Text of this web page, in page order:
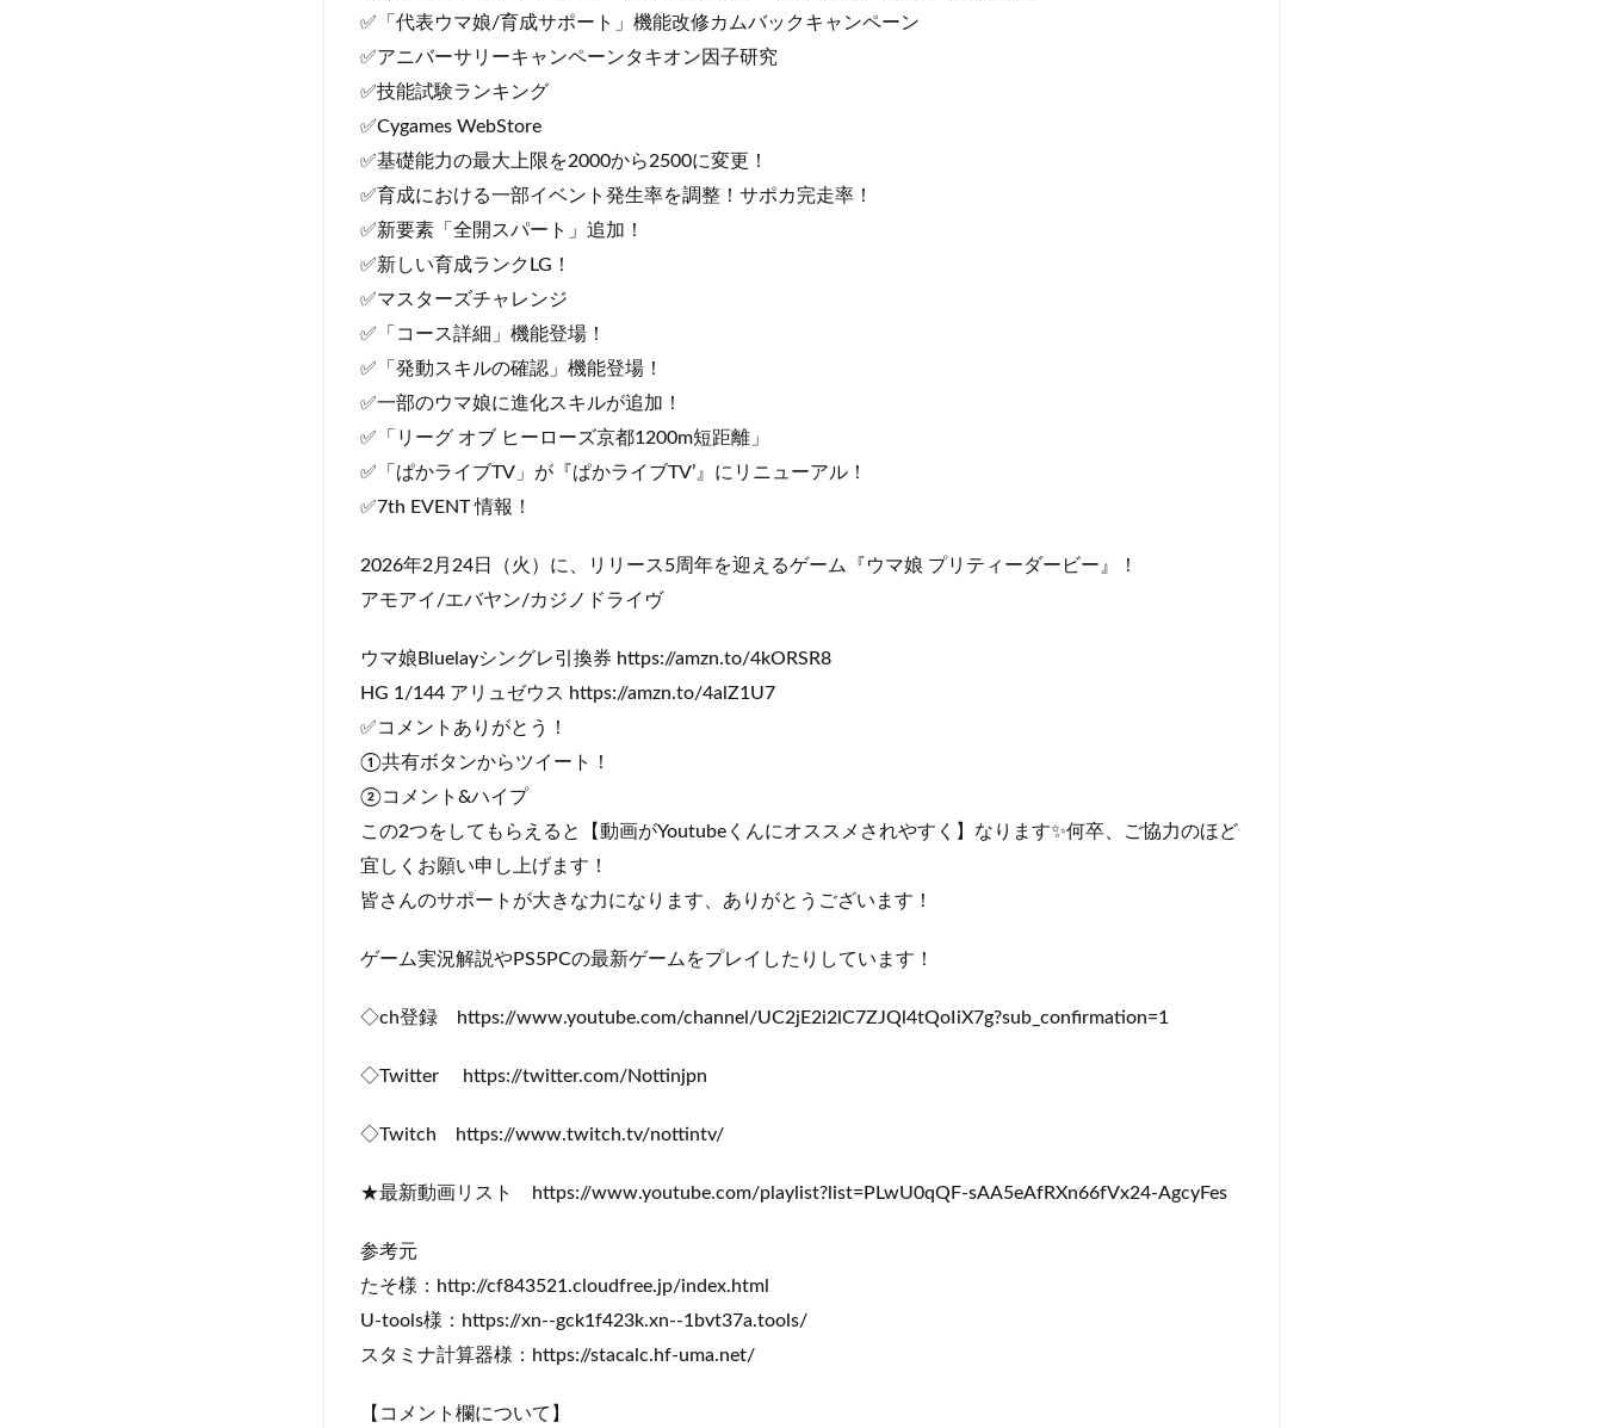
✅「代表ウマ娘/育成サポート」機能改修カムバックキャンペーン
✅アニバーサリーキャンペーンタキオン因子研究
✅技能試験ランキング
✅Cygames WebStore
✅基礎能力の最大上限を2000から2500に変更！
✅育成における一部イベント発生率を調整！サポカ完走率！
✅新要素「全開スパート」追加！
✅新しい育成ランクLG！
✅マスターズチャレンジ
✅「コース詳細」機能登場！
✅「発動スキルの確認」機能登場！
✅一部のウマ娘に進化スキルが追加！
✅「リーグ オブ ヒーローズ京都1200m短距離」
✅「ぱかライブTV」が『ぱかライブTV’』にリニューアル！
✅7th EVENT 情報！
2026年2月24日（火）に、リリース5周年を迎えるゲーム『ウマ娘 プリティーダービー』！
アモアイ/エバヤン/カジノドライヴ
ウマ娘Bluelayシングレ引換券 https://amzn.to/4kORSR8
HG 1/144 アリュゼウス https://amzn.to/4alZ1U7
✅コメントありがとう！
①共有ボタンからツイート！
②コメント&ハイプ
この2つをしてもらえると【動画がYoutubeくんにオススメされやすく】なります✨何卒、ご協力のほど
宜しくお願い申し上げます！
皆さんのサポートが大きな力になります、ありがとうございます！
ゲーム実況解説やPS5PCの最新ゲームをプレイしたりしています！
◇ch登録 https://www.youtube.com/channel/UC2jE2i2lC7ZJQl4tQoIiX7g?sub_confirmation=1
◇Twitter https://twitter.com/Nottinjpn
◇Twitch https://www.twitch.tv/nottintv/
★最新動画リスト https://www.youtube.com/playlist?list=PLwU0qQF-sAA5eAfRXn66fVx24-AgcyFes
参考元
たそ様：http://cf843521.cloudfree.jp/index.html
U-tools様：https://xn--gck1f423k.xn--1bvt37a.tools/
スタミナ計算器様：https://stacalc.hf-uma.net/
【コメント欄について】